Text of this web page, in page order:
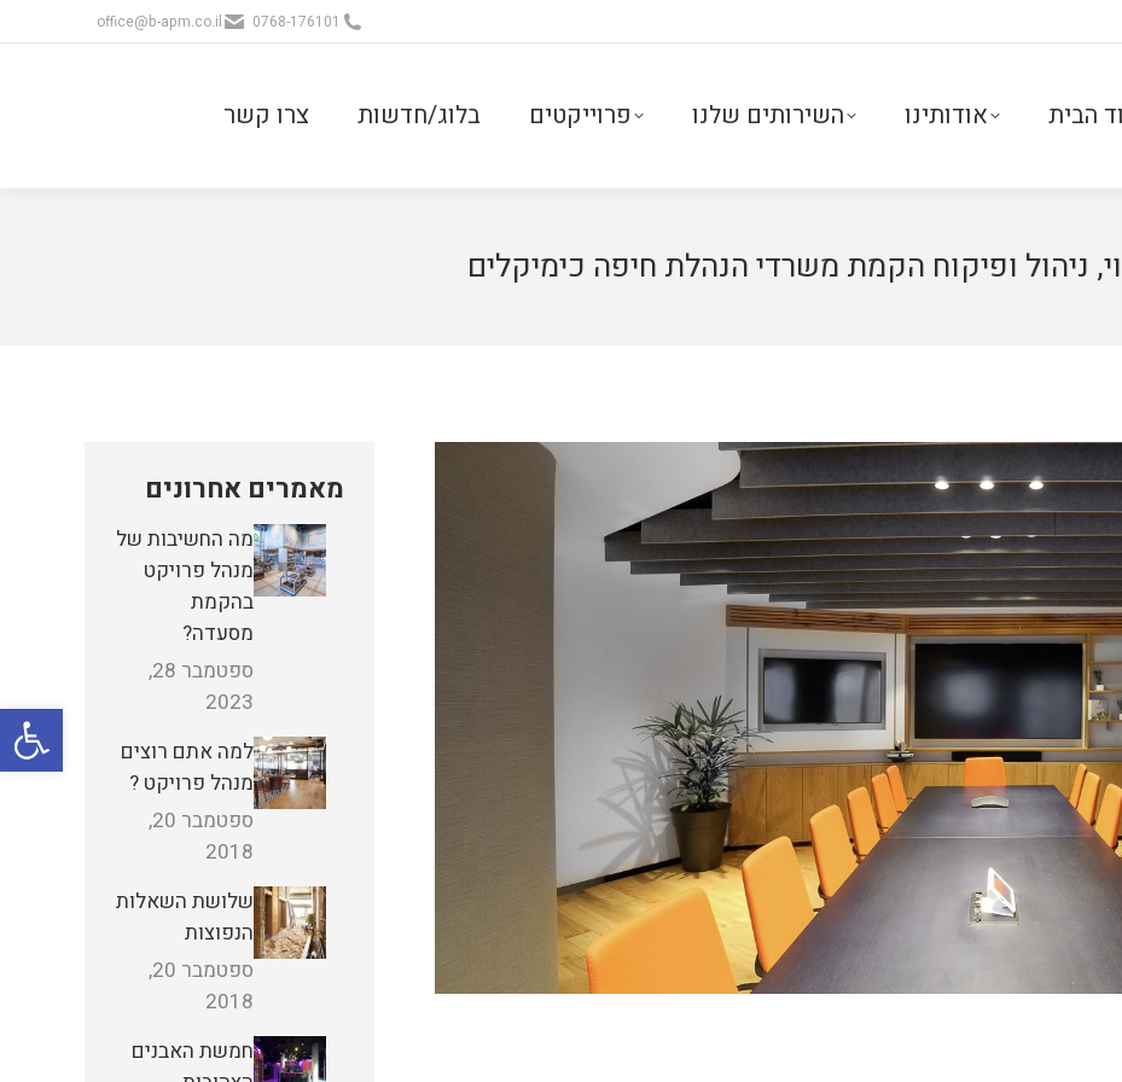
0768-176101
office@b-apm.co.il
הבית אודותינו השירותים שלנו פרוייקטים בלוג/חדשות צרו קשר
ניהול ופיקוח הקמת משרדי הנהלת חיפה כימיקלים
מאמרים אחרונים
מה החשיבות של
מנהל פרויקט
בהקמת
מסעדה?
ספטמבר 28,
2023
למה אתם רוצים
מנהל פרויקט ?
ספטמבר 20,
2018
שלושת השאלות
הנפוצות
ספטמבר 20,
2018
חמשת האבנים